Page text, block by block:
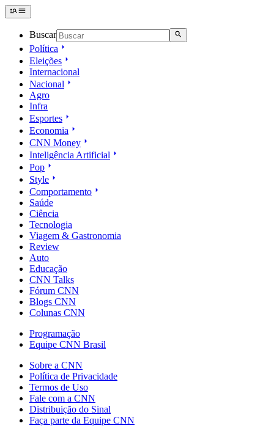
Buscar
Política
Eleições
Internacional
Nacional
Agro
Infra
Esportes
Economia
CNN Money
Inteligência Artificial
Pop
Style
Comportamento
Saúde
Ciência
Tecnologia
Viagem & Gastronomia
Review
Auto
Educação
CNN Talks
Fórum CNN
Blogs CNN
Colunas CNN
Programação
Equipe CNN Brasil
Sobre a CNN
Política de Privacidade
Termos de Uso
Fale com a CNN
Distribuição do Sinal
Faça parte da Equipe CNN